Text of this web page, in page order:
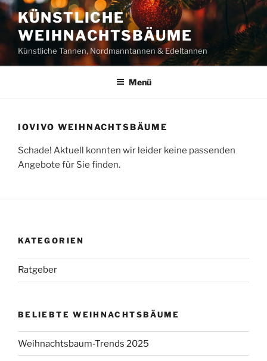
Zum
Inhalt
springen
KÜNSTLICHE
WEIHNACHTSBÄUME
Künstliche Tannen, Nordmanntannen & Edeltannen
Menü
IOVIVO WEIHNACHTSBÄUME
Schade! Aktuell konnten wir leider keine passenden
Angebote für Sie finden.
KATEGORIEN
Ratgeber
BELIEBTE WEIHNACHTSBÄUME
Weihnachtsbaum-Trends 2025